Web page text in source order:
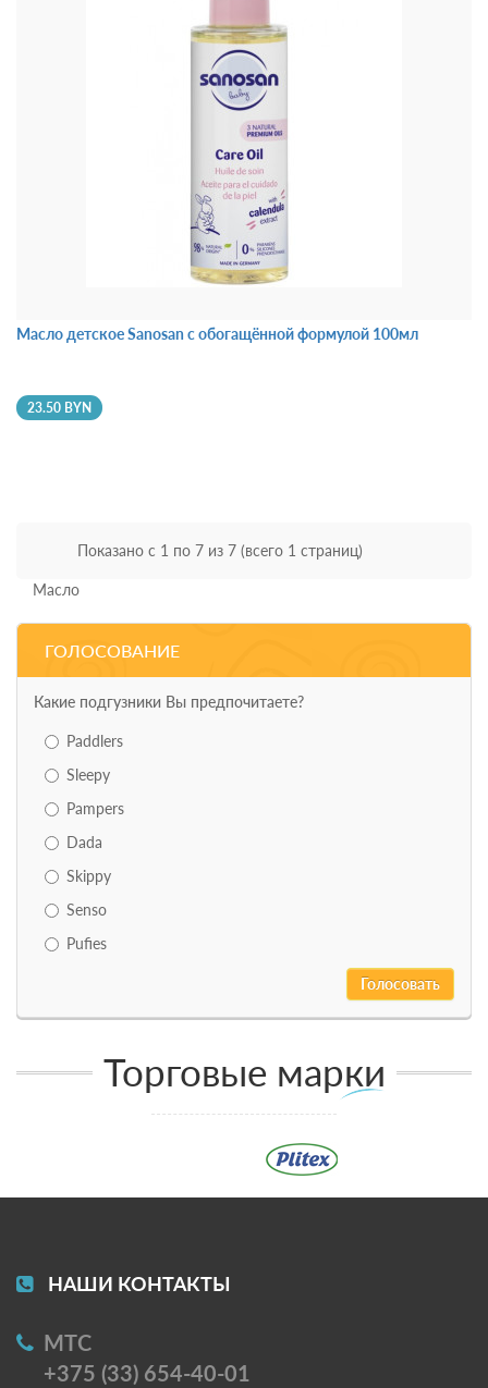
Масло детское Sanosan с обогащённой формулой 100мл
23.50 BYN
Показано с 1 по 7 из 7 (всего 1 страниц)
Масло
ГОЛОСОВАНИЕ
Какие подгузники Вы предпочитаете?
Paddlers
Sleepy
Pampers
Dada
Skippy
Senso
Pufies
Торговые марки
НАШИ КОНТАКТЫ
МТС
+375 (33) 654-40-01